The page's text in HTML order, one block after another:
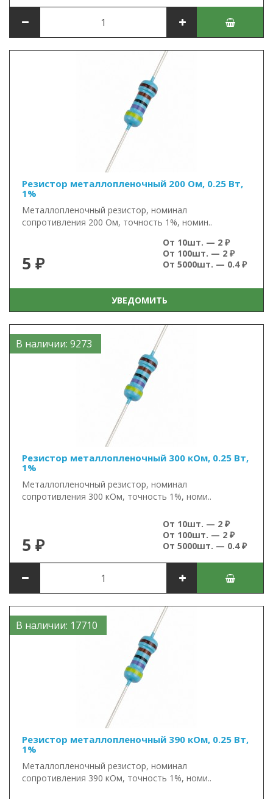
Резистор металлопленочный 200 Ом, 0.25 Вт,
1%
Металлопленочный резистор, номинал
сопротивления 200 Ом, точность 1%, номин..
5 ₽
От 10шт. — 2 ₽
От 100шт. — 2 ₽
От 5000шт. — 0.4 ₽
УВЕДОМИТЬ
В наличии: 9273
Резистор металлопленочный 300 кОм, 0.25 Вт,
1%
Металлопленочный резистор, номинал
сопротивления 300 кОм, точность 1%, номи..
5 ₽
От 10шт. — 2 ₽
От 100шт. — 2 ₽
От 5000шт. — 0.4 ₽
В наличии: 17710
Резистор металлопленочный 390 кОм, 0.25 Вт,
1%
Металлопленочный резистор, номинал
сопротивления 390 кОм, точность 1%, номи..